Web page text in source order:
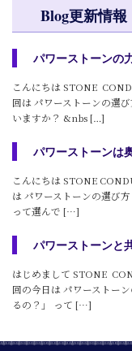
Blog更新情報
パワーストーンの
こんにちは STONE
回は パワーストーンの選
いますか？ &nbs […]
パワーストーンは
こんにちは STONE
は パワーストーンの選び
って選んで […]
パワーストーンと
はじめまして STONE
回の今日は パワーストー
るの？」 って […]